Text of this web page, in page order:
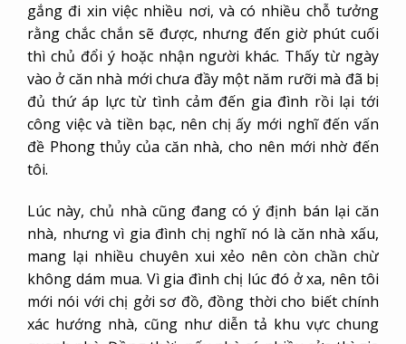
gắng đi xin việc nhiều nơi, và có nhiều chỗ tưởng
rằng chắc chắn sẽ được, nhưng đến giờ phút cuối
thì chủ đổi ý hoặc nhận người khác. Thấy từ ngày
vào ở căn nhà mới chưa đầy một năm rưỡi mà đã bị
đủ thứ áp lực từ tình cảm đến gia đình rồi lại tới
công việc và tiền bạc, nên chị ấy mới nghĩ đến vấn
đề Phong thủy của căn nhà, cho nên mới nhờ đến
tôi.
Lúc này, chủ nhà cũng đang có ý định bán lại căn
nhà, nhưng vì gia đình chị nghĩ nó là căn nhà xấu,
mang lại nhiều chuyên xui xẻo nên còn chần chừ
không dám mua. Vì gia đình chị lúc đó ở xa, nên tôi
mới nói với chị gởi sơ đồ, đồng thời cho biết chính
xác hướng nhà, cũng như diễn tả khu vực chung